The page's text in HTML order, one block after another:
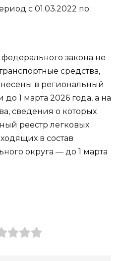
с 01.03.2022 по
закона не
средства,
в региональный
до 1 марта 2026 года, а на
сведения о которых
реестр легковых
в состав
округа — до 1 марта